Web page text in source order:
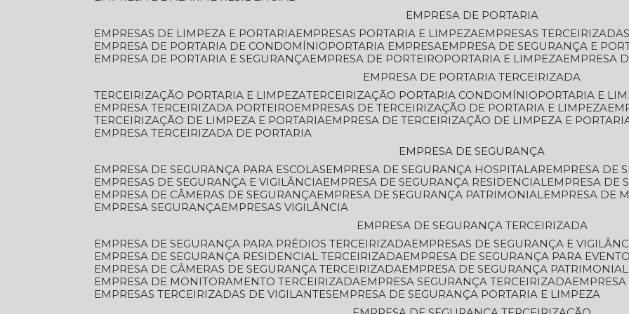
EMPRESA DE PORTARIA
EMPRESAS DE LIMPEZA E PORTARIA
EMPRESAS PORTARIA E LIMPEZA
EMPRESAS
EMPRESA DE PORTARIA DE CONDOMÍNIO
PORTARIA EMPRESA
EMPRESA DE SEGURANÇA E
EMPRESA DE PORTARIA E SEGURANÇA
EMPRESA DE PORTEIRO PORTARIA E LIMPEZA
EMPRESA
EMPRESA DE PORTARIA TERCEIRIZADA
TERCEIRIZAÇÃO PORTARIA E LIMPEZA TERCEIRIZAÇÃO PORTARIA CONDOMÍNIO
PORTARIA E
EMPRESA TERCEIRIZADA PORTEIRO
EMPRESAS DE TERCEIRIZAÇÃO DE PORTARIA E LIMPEZA
TERCEIRIZAÇÃO DE LIMPEZA E PORTARIA
EMPRESA DE TERCEIRIZAÇÃO DE LIMPEZA E
EMPRESA TERCEIRIZADA DE PORTARIA
EMPRESA DE SEGURANÇA
EMPRESA DE SEGURANÇA PARA ESCOLAS
EMPRESA DE SEGURANÇA HOSPITALAR
EMPRESA DE
EMPRESAS DE SEGURANÇA E VIGILÂNCIA
EMPRESA DE SEGURANÇA RESIDENCIAL
EMPRESA DE
EMPRESA DE CÂMERAS DE SEGURANÇA
EMPRESA DE SEGURANÇA PATRIMONIAL
EMPRESA
EMPRESA SEGURANÇA
EMPRESAS VIGILÂNCIA
EMPRESA DE SEGURANÇA TERCEIRIZADA
EMPRESA DE SEGURANÇA PARA PRÉDIOS TERCEIRIZADA
EMPRESAS DE SEGURANÇA E
EMPRESA DE SEGURANÇA RESIDENCIAL TERCEIRIZADA
EMPRESA DE SEGURANÇA PARA
EMPRESA DE CÂMERAS DE SEGURANÇA TERCEIRIZADA
EMPRESA DE SEGURANÇA
EMPRESA DE MONITORAMENTO TERCEIRIZADA
EMPRESA SEGURANÇA TERCEIRIZADA
EMPRESAS TERCEIRIZADAS DE VIGILANTES
EMPRESA DE SEGURANÇA PORTARIA E LIMPEZA